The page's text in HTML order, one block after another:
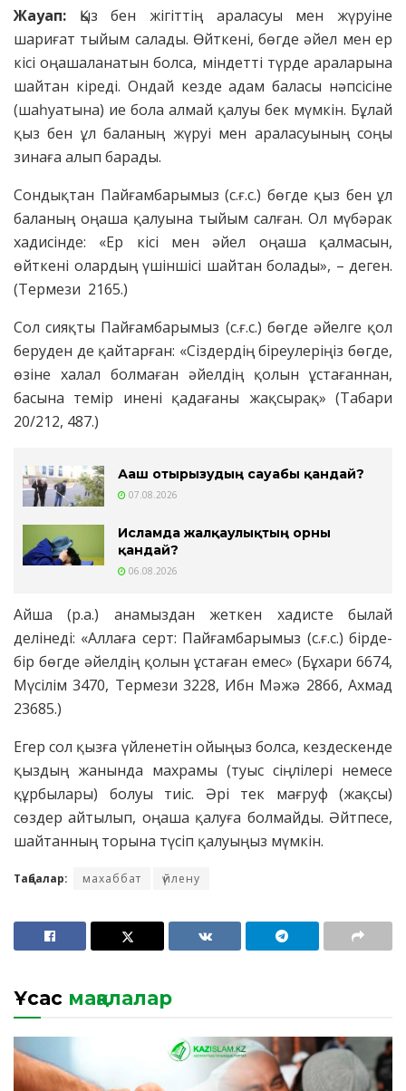
Жауап: Қыз бен жігіттің араласуы мен жүруіне
шариғат тыйым салады. Өйткені, бөгде әйел мен ер
кісі оңашаланатын болса, міндетті түрде араларына
шайтан кіреді. Ондай кезде адам баласы нәпсісіне
(шаһуатына) ие бола алмай қалуы бек мүмкін. Бұлай
қыз бен ұл баланың жүруі мен араласуының соңы
зинаға алып барады.
Сондықтан Пайғамбарымыз (с.ғ.с.) бөгде қыз бен ұл
баланың оңаша қалуына тыйым салған. Ол мүбәрак
хадисінде: «Ер кісі мен әйел оңаша қалмасын,
өйткені олардың үшіншісі шайтан болады», – деген.
(Термези 2165.)
Сол сияқты Пайғамбарымыз (с.ғ.с.) бөгде әйелге қол
беруден де қайтарған: «Сіздердің біреулеріңіз бөгде,
өзіне халал болмаған әйелдің қолын ұстағаннан,
басына темір инені қадағаны жақсырақ» (Табари
20/212, 487.)
Ағаш отырғызудың сауабы қандай?
07.08.2026
Исламда жалқаулықтың орны
қандай?
06.08.2026
Айша (р.а.) анамыздан жеткен хадисте былай
делінеді: «Аллаға серт: Пайғамбарымыз (с.ғ.с.) бірде-
бір бөгде әйелдің қолын ұстаған емес» (Бұхари 6674,
Мүсілім 3470, Термези 3228, Ибн Мәжә 2866, Ахмад
23685.)
Егер сол қызға үйленетін ойыңыз болса, кездескенде
қыздың жанында махрамы (туыс сіңлілері немесе
құрбылары) болуы тиіс. Әрі тек мағруф (жақсы)
сөздер айтылып, оңаша қалуға болмайды. Әйтпесе,
шайтанның торына түсіп қалуыңыз мүмкін.
Таңбалар: махаббат үйлену
Ұқсас мақалалар